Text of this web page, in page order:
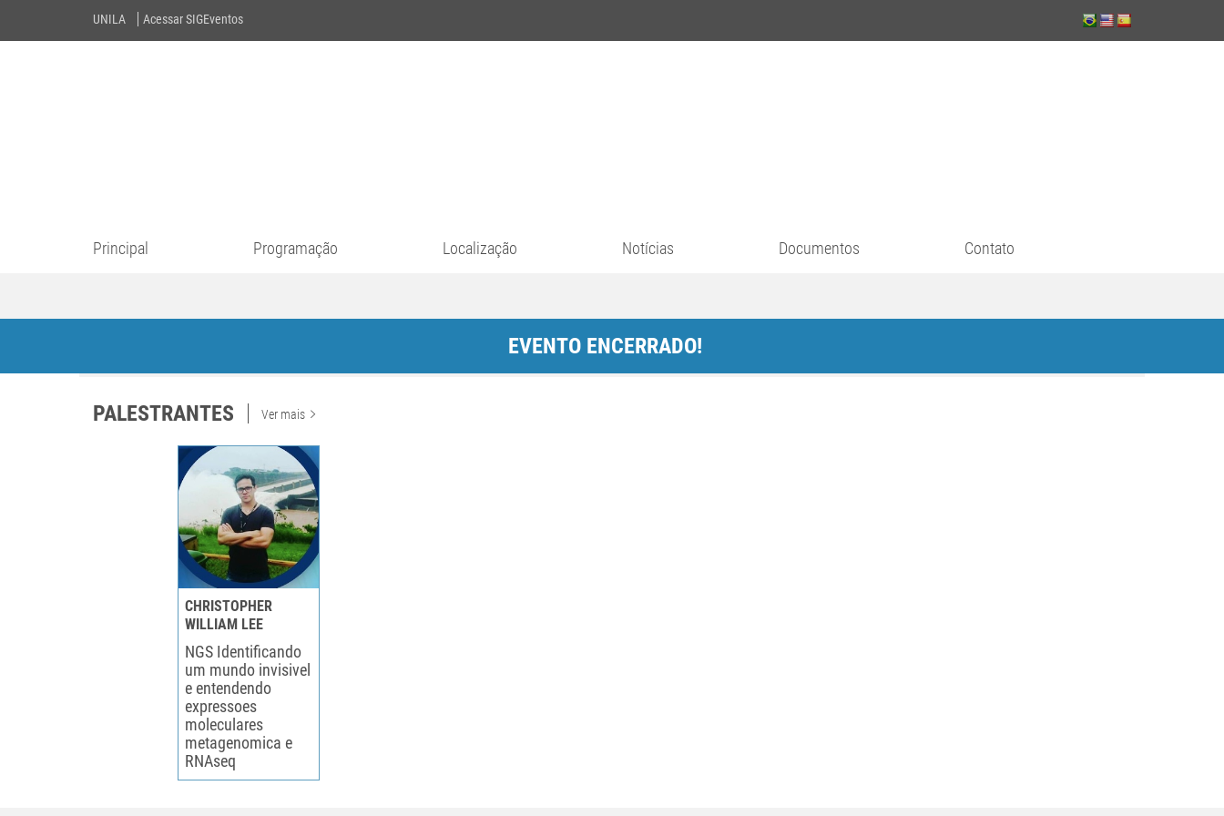
UNILA Acessar SIGEventos
Principal Programação Localização Notícias Documentos Contato
EVENTO ENCERRADO!
PALESTRANTES Ver mais
CHRISTOPHER
WILLIAM LEE
NGS Identificando
um mundo invisivel
e entendendo
expressoes
moleculares
metagenomica e
RNAseq